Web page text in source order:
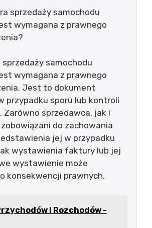
sprzedaży samochodu
wymagana z prawnego
samochodu
wymagana z prawnego
Jest to dokument
przypadku sporu lub kontroli
Zarówno sprzedawca, jak i
do zachowania
jej w przypadku
wystawienia faktury lub jej
wystawienie może
konsekwencji prawnych.
I Rozchodów -